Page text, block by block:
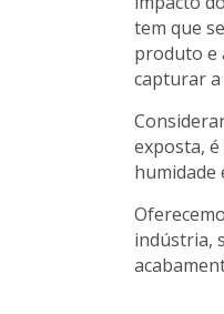
tem que
produto e
capturar
exposta,
humidade
indústria,